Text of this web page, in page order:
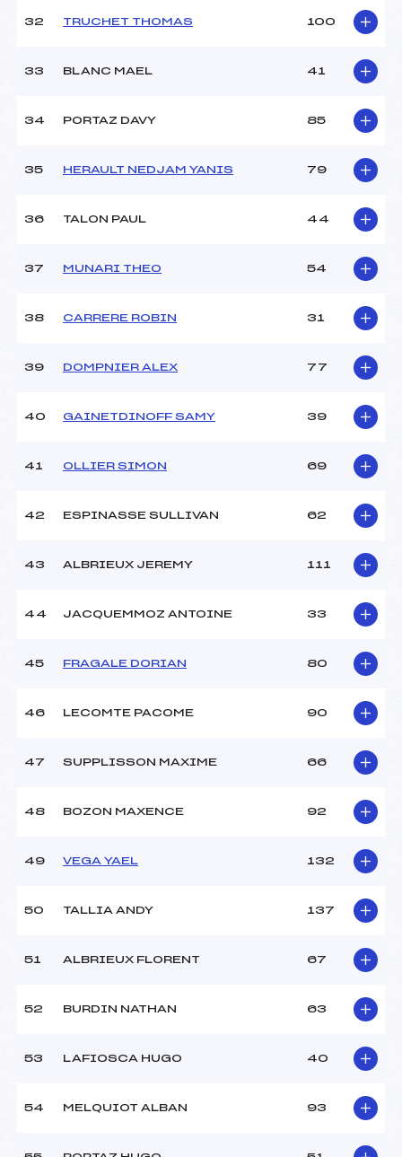
32 TRUCHET THOMAS 100
33 BLANC MAEL 41
34 PORTAZ DAVY 85
35 HERAULT NEDJAM YANIS 79
36 TALON PAUL 44
37 MUNARI THEO 54
38 CARRERE ROBIN 31
39 DOMPNIER ALEX 77
40 GAINETDINOFF SAMY 39
41 OLLIER SIMON 69
42 ESPINASSE SULLIVAN 62
43 ALBRIEUX JEREMY 111
44 JACQUEMMOZ ANTOINE 33
45 FRAGALE DORIAN 80
46 LECOMTE PACOME 90
47 SUPPLISSON MAXIME 66
48 BOZON MAXENCE 92
49 VEGA YAEL 132
50 TALLIA ANDY 137
51 ALBRIEUX FLORENT 67
52 BURDIN NATHAN 63
53 LAFIOSCA HUGO 40
54 MELQUIOT ALBAN 93